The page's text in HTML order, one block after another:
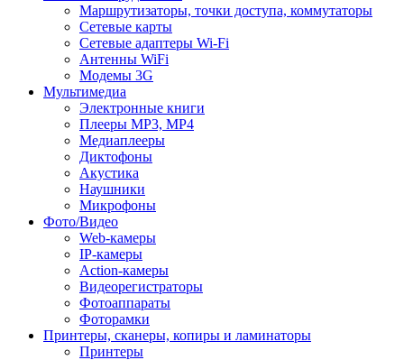
Маршрутизаторы, точки доступа, коммутаторы
Сетевые карты
Сетевые адаптеры Wi-Fi
Антенны WiFi
Модемы 3G
Мультимедиа
Электронные книги
Плееры MP3, MP4
Медиаплееры
Диктофоны
Акустика
Наушники
Микрофоны
Фото/Видео
Web-камеры
IP-камеры
Action-камеры
Видеорегистраторы
Фотоаппараты
Фоторамки
Принтеры, сканеры, копиры и ламинаторы
Принтеры